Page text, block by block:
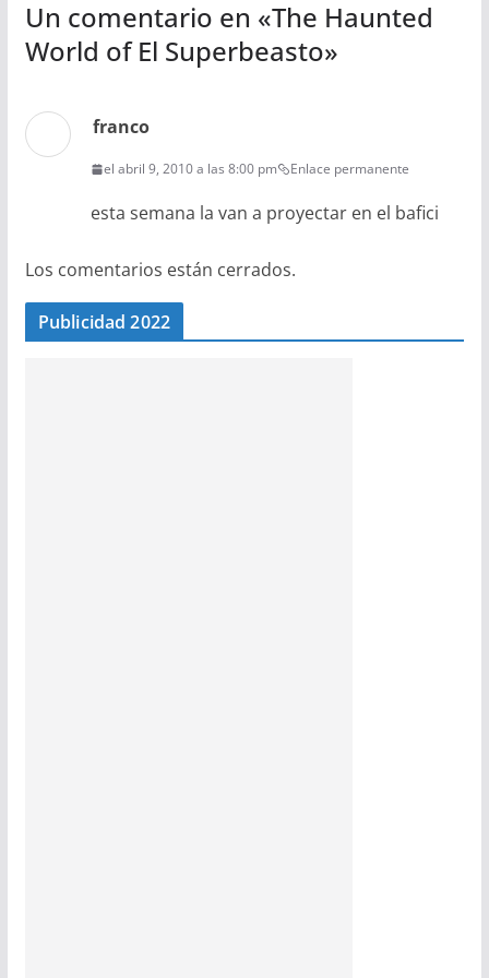
Un comentario en «The Haunted
World of El Superbeasto»
franco
el abril 9, 2010 a las 8:00 pm Enlace permanente
esta semana la van a proyectar en el bafici
Los comentarios están cerrados.
Publicidad 2022